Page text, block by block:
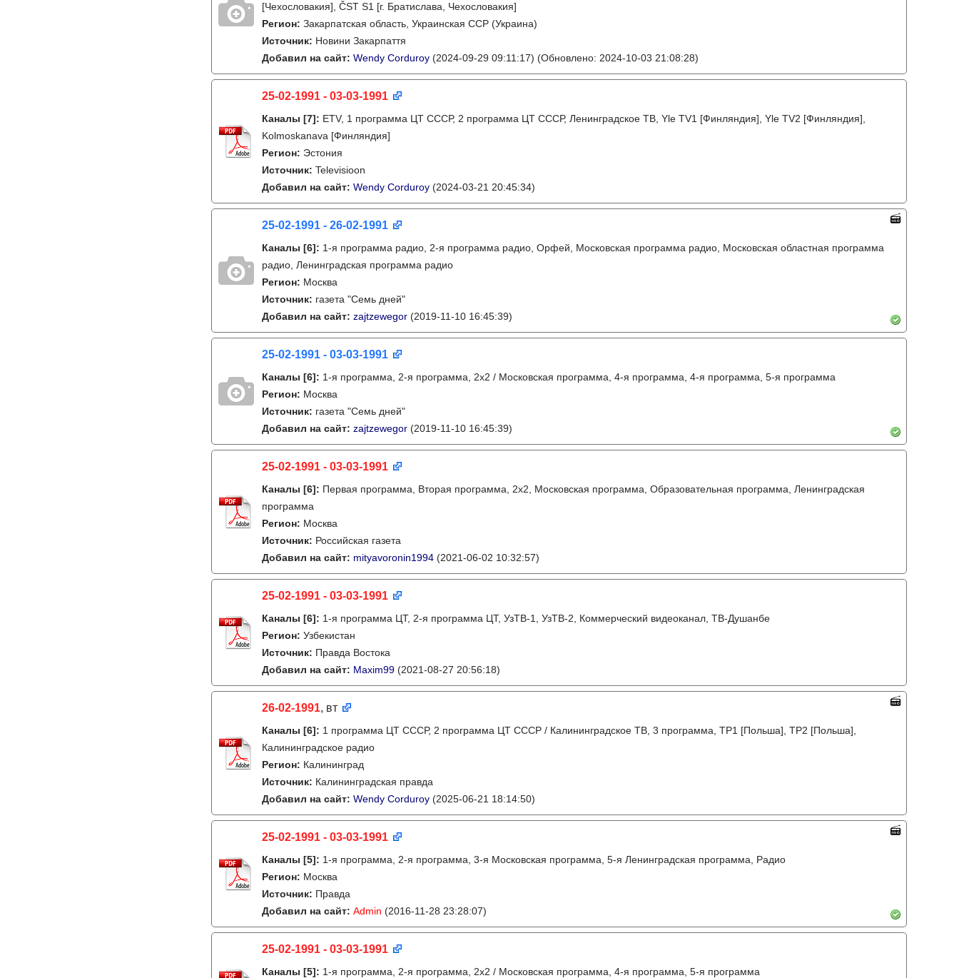
[Чехословакия], ČST S1 [г. Братислава, Чехословакия]
Регион: Закарпатская область, Украинская ССР (Украина)
Источник: Новини Закарпаття
Добавил на сайт: Wendy Corduroy (2024-09-29 09:11:17) (Обновлено: 2024-10-03 21:08:28)
25-02-1991 - 03-03-1991
Каналы [7]: ETV, 1 программа ЦТ СССР, 2 программа ЦТ СССР, Ленинградское ТВ, Yle TV1 [Финляндия], Yle TV2 [Финляндия],
Kolmoskanava [Финляндия]
Регион: Эстония
Источник: Televisioon
Добавил на сайт: Wendy Corduroy (2024-03-21 20:45:34)
25-02-1991 - 26-02-1991
Каналы [6]: 1-я программа радио, 2-я программа радио, Орфей, Московская программа радио, Московская областная программа
радио, Ленинградская программа радио
Регион: Москва
Источник: газета "Семь дней"
Добавил на сайт: zajtzewegor (2019-11-10 16:45:39)
25-02-1991 - 03-03-1991
Каналы [6]: 1-я программа, 2-я программа, 2х2 / Московская программа, 4-я программа, 4-я программа, 5-я программа
Регион: Москва
Источник: газета "Семь дней"
Добавил на сайт: zajtzewegor (2019-11-10 16:45:39)
25-02-1991 - 03-03-1991
Каналы [6]: Первая программа, Вторая программа, 2х2, Московская программа, Образовательная программа, Ленинградская
программа
Регион: Москва
Источник: Российская газета
Добавил на сайт: mityavoronin1994 (2021-06-02 10:32:57)
25-02-1991 - 03-03-1991
Каналы [6]: 1-я программа ЦТ, 2-я программа ЦТ, УзТВ-1, УзТВ-2, Коммерческий видеоканал, ТВ-Душанбе
Регион: Узбекистан
Источник: Правда Востока
Добавил на сайт: Maxim99 (2021-08-27 20:56:18)
26-02-1991, вт
Каналы [6]: 1 программа ЦТ СССР, 2 программа ЦТ СССР / Калининградское ТВ, 3 программа, TP1 [Польша], TP2 [Польша],
Калининградское радио
Регион: Калининград
Источник: Калининградская правда
Добавил на сайт: Wendy Corduroy (2025-06-21 18:14:50)
25-02-1991 - 03-03-1991
Каналы [5]: 1-я программа, 2-я программа, 3-я Московская программа, 5-я Ленинградская программа, Радио
Регион: Москва
Источник: Правда
Добавил на сайт: Admin (2016-11-28 23:28:07)
25-02-1991 - 03-03-1991
Каналы [5]: 1-я программа, 2-я программа, 2х2 / Московская программа, 4-я программа, 5-я программа